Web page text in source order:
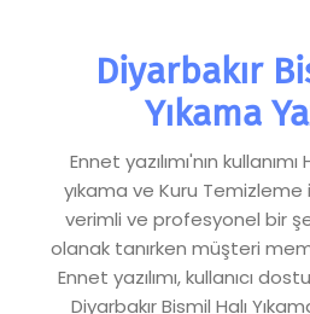
Diyarbakır
Yıkama
Ennet yazılımı'nın
yıkama ve Kuru
verimli ve profesyonel bir
olanak tanırken müşteri
Ennet yazılımı, kullanıcı
Diyarbakır Bismil Halı